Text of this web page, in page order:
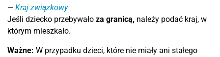
Kraj związkowy
Jeśli dziecko przebywało za granicą, należy podać kraj, w
którym mieszkało.
Ważne: W przypadku dzieci, które nie miały ani stałego